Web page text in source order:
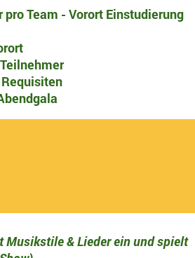
pro Team - Vorort Einstudierung
Musikstile & Lieder ein und spielt